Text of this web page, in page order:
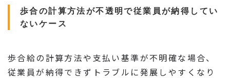
歩合の計算方法が不透明で従業員が納得してい
ないケース
歩合給の計算方法や支払い基準が不明確な場合、
従業員が納得できずトラブルに発展しやすくなり